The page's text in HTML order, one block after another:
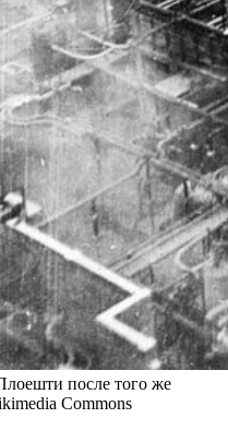
после того же
Commons